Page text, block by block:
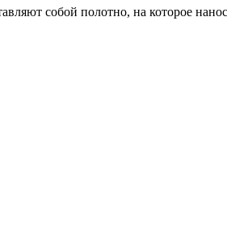
собой полотно, на которое